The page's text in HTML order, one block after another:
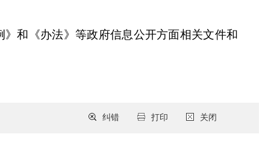
和《办法》等政府信息公开方面相关文件和
关闭
打印
纠错